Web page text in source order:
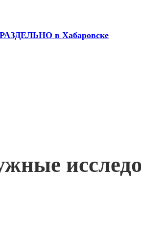
РАЗДЕЛЬНО в Хабаровске